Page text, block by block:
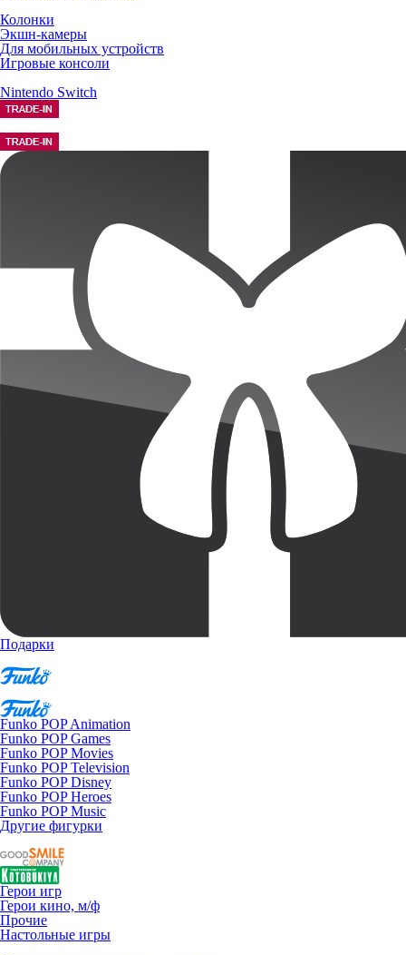
Колонки
Экшн-камеры
Для мобильных устройств
Игровые консоли
Nintendo Switch
Подарки
Funko POP Animation
Funko POP Games
Funko POP Movies
Funko POP Television
Funko POP Disney
Funko POP Heroes
Funko POP Music
Другие фигурки
Герои игр
Герои кино, м/ф
Прочие
Настольные игры